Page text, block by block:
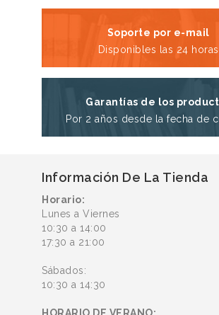
Soporte por e-mail
Disponibles las 24 horas
Garantías de los
Por 2 años desde la fecha de
Información De La Tienda
Horario:
Lunes a Viernes
10:30 a 14:00
17:30 a 21:00
Sábados:
10:30 a 14:30